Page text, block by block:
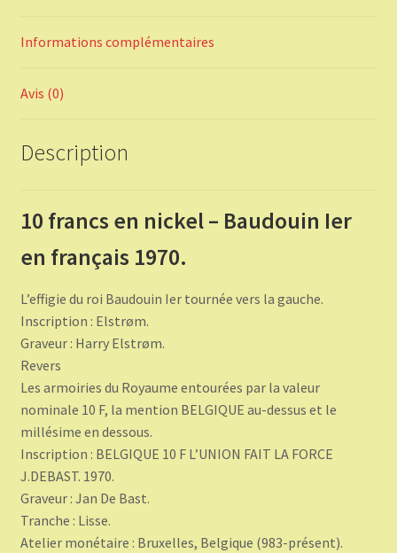
Informations complémentaires
Avis (0)
Description
10 francs en nickel – Baudouin Ier
en français 1970.
L’effigie du roi Baudouin Ier tournée vers la gauche.
Inscription : Elstrøm.
Graveur : Harry Elstrøm.
Revers
Les armoiries du Royaume entourées par la valeur
nominale 10 F, la mention BELGIQUE au-dessus et le
millésime en dessous.
Inscription : BELGIQUE 10 F L’UNION FAIT LA FORCE
J.DEBAST. 1970.
Graveur : Jan De Bast.
Tranche : Lisse.
Atelier monétaire : Bruxelles, Belgique (983-présent).